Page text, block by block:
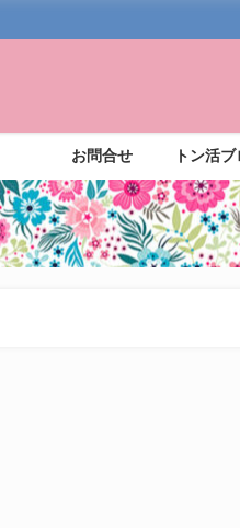
お問合せ トン活